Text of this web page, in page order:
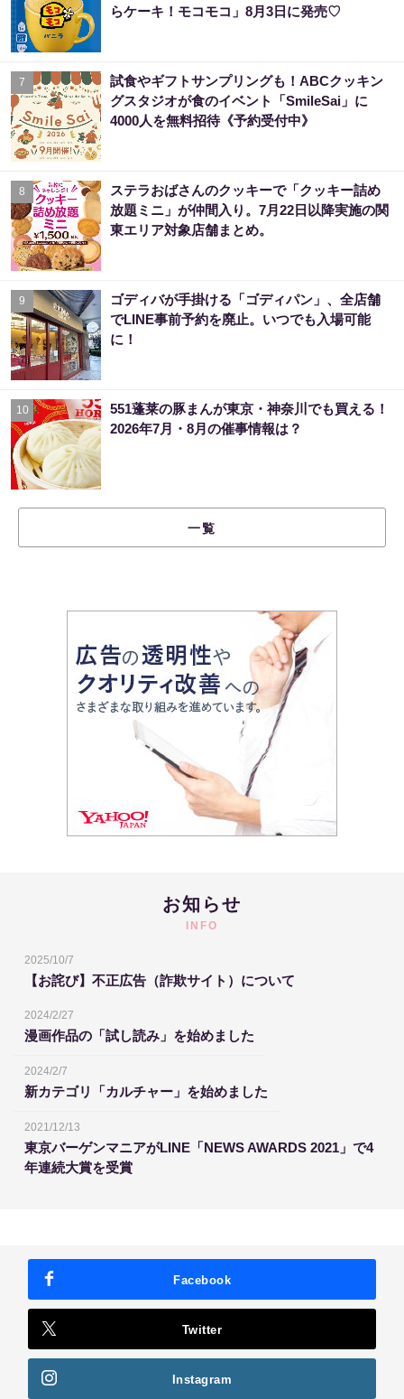
らケーキ！モコモコ」8月3日に発売♡
7
試食やギフトサンプリングも！ABCクッキン
グスタジオが食のイベント「SmileSai」に
4000人を無料招待《予約受付中》
8
ステラおばさんのクッキーで「クッキー詰め
放題ミニ」が仲間入り。7月22日以降実施の関
東エリア対象店舗まとめ。
9
ゴディバが手掛ける「ゴディパン」、全店舗
でLINE事前予約を廃止。いつでも入場可能
に！
10
551蓬莱の豚まんが東京・神奈川でも買える！
2026年7月・8月の催事情報は？
一覧
お知らせ
INFO
2025/10/7
【お詫び】不正広告（詐欺サイト）について
2024/2/27
漫画作品の「試し読み」を始めました
2024/2/7
新カテゴリ「カルチャー」を始めました
2021/12/13
東京バーゲンマニアがLINE「NEWS AWARDS 2021」で4
年連続大賞を受賞
Facebook
Twitter
Instagram